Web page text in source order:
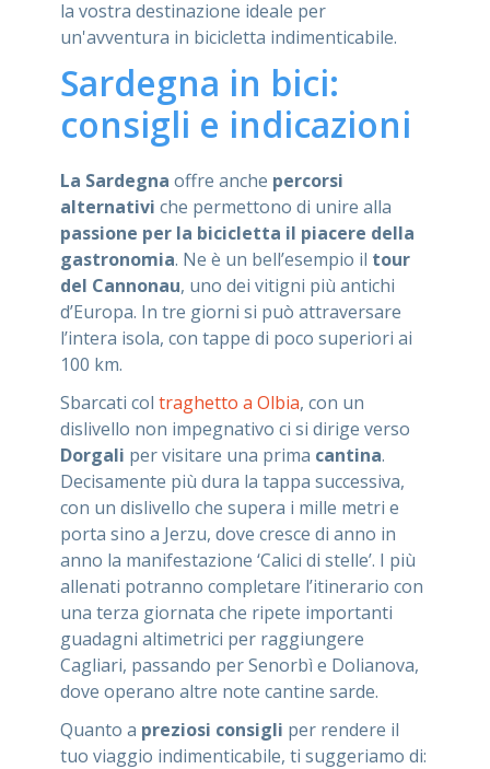
la vostra destinazione ideale per
un'avventura in bicicletta indimenticabile.
Sardegna in bici:
consigli e indicazioni
La Sardegna offre anche percorsi
alternativi che permettono di unire alla
passione per la bicicletta il piacere della
gastronomia. Ne è un bell’esempio il tour
del Cannonau, uno dei vitigni più antichi
d’Europa. In tre giorni si può attraversare
l’intera isola, con tappe di poco superiori ai
100 km.
Sbarcati col traghetto a Olbia, con un
dislivello non impegnativo ci si dirige verso
Dorgali per visitare una prima cantina.
Decisamente più dura la tappa successiva,
con un dislivello che supera i mille metri e
porta sino a Jerzu, dove cresce di anno in
anno la manifestazione ‘Calici di stelle’. I più
allenati potranno completare l’itinerario con
una terza giornata che ripete importanti
guadagni altimetrici per raggiungere
Cagliari, passando per Senorbì e Dolianova,
dove operano altre note cantine sarde.
Quanto a preziosi consigli per rendere il
tuo viaggio indimenticabile, ti suggeriamo di: